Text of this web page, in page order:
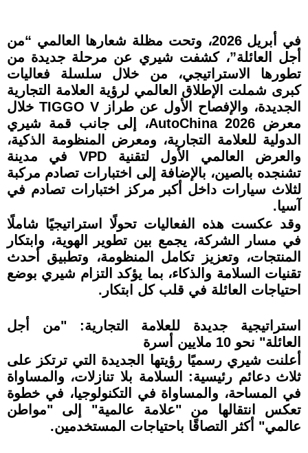
في أبريل 2026، وتحت مظلة شعارها العالمي “من
أجل العائلة”، كشفت شيري عن مرحلة جديدة من
تطورها الاستراتيجي، من خلال سلسلة فعاليات
كبرى شملت الإطلاق العالمي لرؤية العلامة التجارية
الجديدة، والإفصاح الأول عن طراز TIGGO V خلال
معرض AutoChina 2026، إلى جانب قمة شيري
الدولية للعلامة التجارية، ومعرض المنظومة الذكية،
والعرض العالمي الأول لتقنية VPD في مدينة
تشنجده بالصين، بالإضافة إلى اختبارات تصادم مركبة
لثلاث سيارات داخل أكبر مركز اختبارات تصادم في
آسيا.
وقد عكست هذه الفعاليات تحولًا استراتيجيًا شاملًا
في مسار الشركة، يجمع بين تطوير الهوية، وابتكار
المنتجات، وتعزيز تكامل المنظومة، وتطبيق أحدث
تقنيات السلامة والذكاء، بما يؤكد التزام شيري بوضع
احتياجات العائلة في قلب كل ابتكار.
استراتيجية جديدة للعلامة التجارية: "من أجل
العائلة" نحو 10 ملايين أسرة
أعلنت شيري رسميًا رؤيتها الجديدة التي ترتكز على
ثلاث دعائم رئيسية: السلامة بلا تنازلات، والمساواة
في المساحة، والمساواة في التكنولوجيا، في خطوة
تعكس انتقالها من "علامة عالمية" إلى "مواطن
عالمي" أكثر التصاقًا باحتياجات المستخدمين.